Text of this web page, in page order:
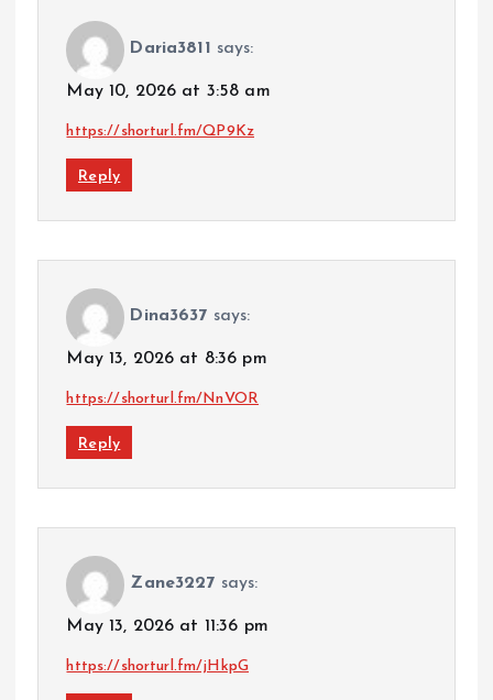
Daria3811 says:
May 10, 2026 at 3:58 am
https://shorturl.fm/QP9Kz
Reply
Dina3637 says:
May 13, 2026 at 8:36 pm
https://shorturl.fm/NnVOR
Reply
Zane3227 says:
May 13, 2026 at 11:36 pm
https://shorturl.fm/jHkpG